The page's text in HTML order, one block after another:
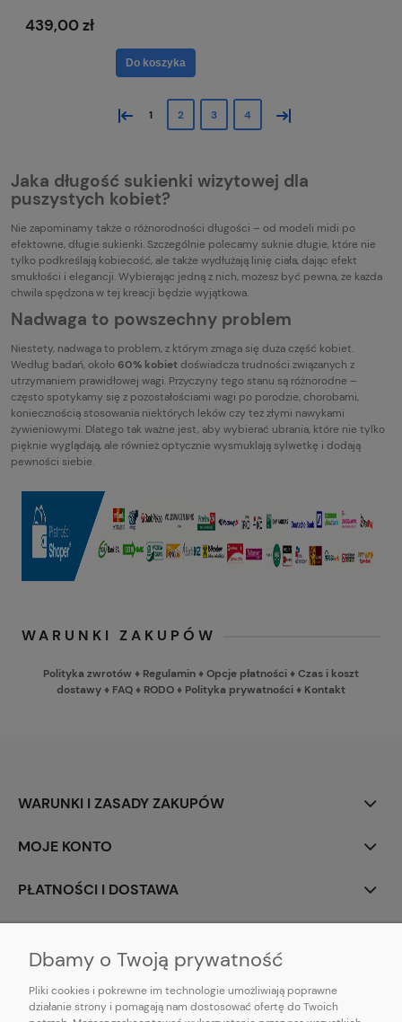
metalik
439,00 zł
Do koszyka
« 1 2 3 4 »
Jaka długość sukienki wizytowej dla
puszystych kobiet?
Nie zapominamy także o różnorodności długości – od modeli midi po
efektowne, długie sukienki. Szczególnie polecamy suknie długie, które nie
tylko podkreślają kobiecość, ale także wydłużają linię ciała, dając efekt
smukłości i elegancji. Wybierając jedną z nich, możesz być pewna, że każda
chwila spędzona w tej kreacji będzie wyjątkowa.
Nadwaga to powszechny problem
Niestety, nadwaga to problem, z którym zmaga się duża część kobiet.
Według badań, około60% kobietdoświadcza trudności związanych z
utrzymaniem prawidłowej wagi. Przyczyny tego stanu są różnorodne –
często spotykamy się z pozostałościami wagi po porodzie, chorobami,
koniecznością stosowania niektórych leków czy też złymi nawykami
żywieniowymi. Dlatego tak ważne jest, aby wybierać ubrania, które nie tylko
pięknie wyglądają, ale również optycznie wysmuklają sylwetkę i dodają
pewności siebie.
WARUNKI ZAKUPÓW
Polityka zwrotów ♦ Regulamin♦Opcje płatności♦Czas i koszt
dostawy♦ FAQ♦ RODO♦ Polityka prywatności♦ Kontakt
WARUNKI I ZASADY ZAKUPÓW
MOJE KONTO
PŁATNOŚCI I DOSTAWA
Dbamy o Twoją prywatność
Pliki cookies i pokrewne im technologie umożliwiają poprawne
działanie strony i pomagają nam dostosować ofertę do Twoich